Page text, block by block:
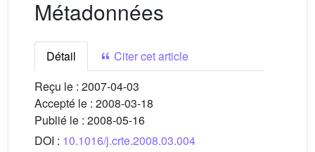
Métadonnées
Détail
Citer cet article
Reçu le : 2007-04-03
Accepté le : 2008-03-18
Publié le : 2008-05-16
DOI : 10.1016/j.crte.2008.03.004